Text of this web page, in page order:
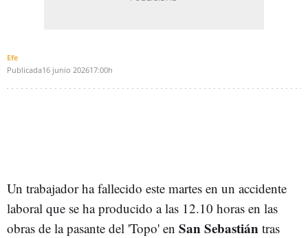
Efe
Publicada16 junio 202617:00h
Un trabajador ha fallecido este martes en un accidente
laboral que se ha producido a las 12.10 horas en las
obras de la pasante del 'Topo' en San Sebastián tras